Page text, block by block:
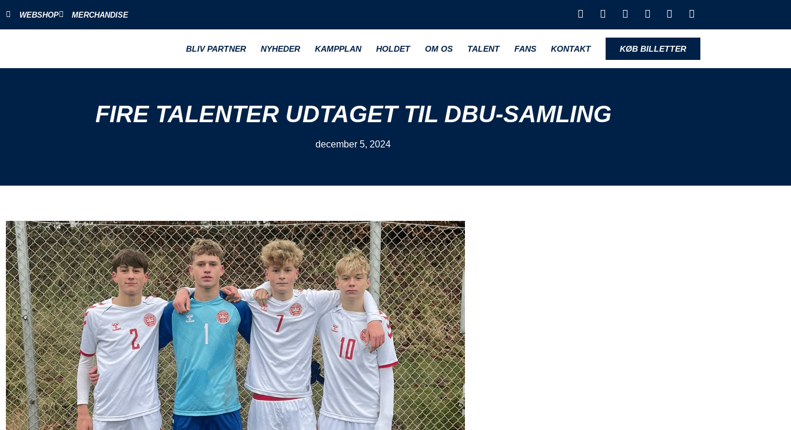
WEBSHOP MERCHANDISE
BLIV PARTNER NYHEDER KAMPPLAN HOLDET OM OS TALENT FANS KONTAKT KØB BILLETTER
FIRE TALENTER UDTAGET TIL DBU-SAMLING
december 5, 2024